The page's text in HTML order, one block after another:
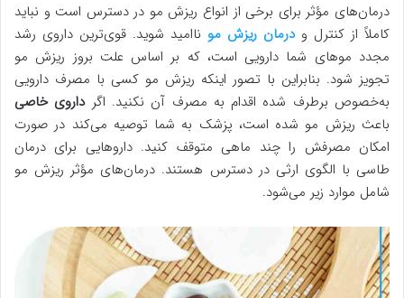
درمان‌های مؤثر برای برخی از انواع ریزش مو در دسترس است و نباید
کاملاً از کنترل ودرمان ریزش مو ناامید شوید. قوی‌ترین داروی رشد
مجدد موهای شما دارویی است، که بر اساس علت بروز ریزش مو
تجویز شود. بنابراین با تصور اینکه ریزش مو کسی با مصرف دارویی
به‌خصوص برطرف شده اقدام به مصرف آن نکنید. اگر داروی خاصی
باعث ریزش مو شده است، پزشک به شما توصیه می‌کند در صورت
امکان مصرفش را چند ماهی متوقف کنید. داروهایی برای درمان
طاسی با الگوی ارثی در دسترس هستند. درمان‌های مؤثر ریزش مو
شامل موارد زیر می‌شود.